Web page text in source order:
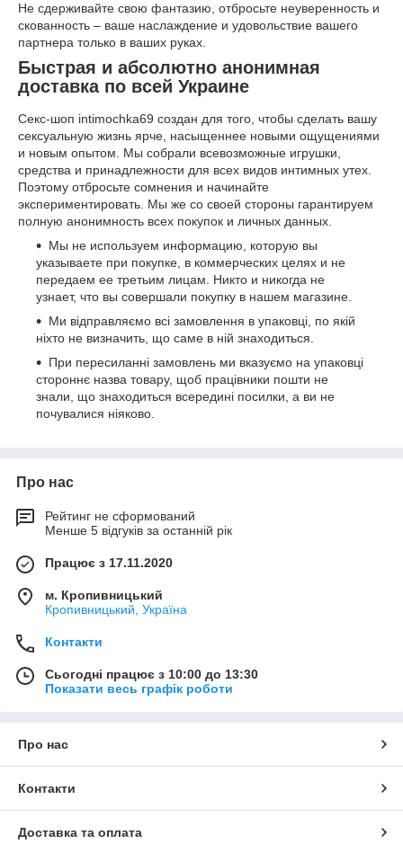
Не сдерживайте свою фантазию, отбросьте неуверенность и
скованность – ваше наслаждение и удовольствие вашего
партнера только в ваших руках.
Быстрая и абсолютно анонимная
доставка по всей Украине
Секс-шоп intimochka69 создан для того, чтобы сделать вашу
сексуальную жизнь ярче, насыщеннее новыми ощущениями
и новым опытом. Мы собрали всевозможные игрушки,
средства и принадлежности для всех видов интимных утех.
Поэтому отбросьте сомнения и начинайте
экспериментировать. Мы же со своей стороны гарантируем
полную анонимность всех покупок и личных данных.
Мы не используем информацию, которую вы
указываете при покупке, в коммерческих целях и не
передаем ее третьим лицам. Никто и никогда не
узнает, что вы совершали покупку в нашем магазине.
Ми відправляємо всі замовлення в упаковці, по якій
ніхто не визначить, що саме в ній знаходиться.
При пересиланні замовлень ми вказуємо на упаковці
стороннє назва товару, щоб працівники пошти не
знали, що знаходиться всередині посилки, а ви не
почувалися ніяково.
Про нас
Рейтинг не сформований
Менше 5 відгуків за останній рік
Працює з 17.11.2020
м. Кропивницький
Кропивницький, Україна
Контакти
Сьогодні працює з 10:00 до 13:30
Показати весь графік роботи
Про нас
Контакти
Доставка та оплата